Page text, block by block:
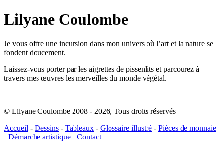
Lilyane Coulombe
Je vous offre une incursion dans mon univers où l’art et la nature se
fondent doucement.
Laissez-vous porter par les aigrettes de pissenlits et parcourez à
travers mes œuvres les merveilles du monde végétal.
© Lilyane Coulombe 2008 - 2026, Tous droits réservés
Accueil - Dessins - Tableaux - Glossaire illustré - Pièces de monnaie
- Démarche artistique - Contact